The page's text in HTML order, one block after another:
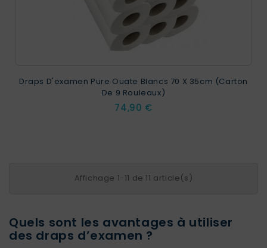
Draps D'examen Pure Ouate Blancs 70 X 35cm (carton
De 9 Rouleaux)
Prix
74,90 €
Affichage 1-11 de 11 article(s)
Quels sont les avantages à utiliser
des draps d’examen ?